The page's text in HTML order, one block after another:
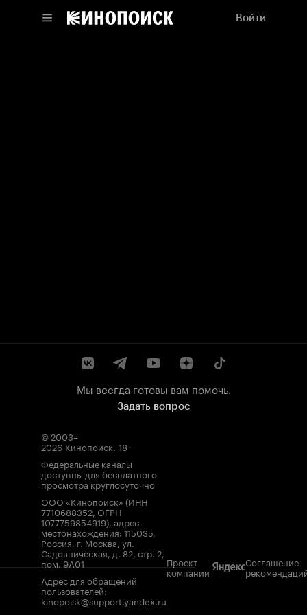
Войти
Мы всегда готовы вам помочь.
Задать вопрос
© 2003–
2026 Кинопоиск. 18+
Федеральные каналы
доступны для бесплатного
просмотра круглосуточно
ООО «Кинопоиск» (ИНН
7710688352, ОГРН
1077759854919), адрес
местонахождения: 115035,
Россия, г. Москва, ул.
Садовническая, д. 82, стр. 2,
пом. 9А01
Адрес для обращений
пользователей:
kinopoisk@support.yandex.ru
Проект
компании
Соглашение